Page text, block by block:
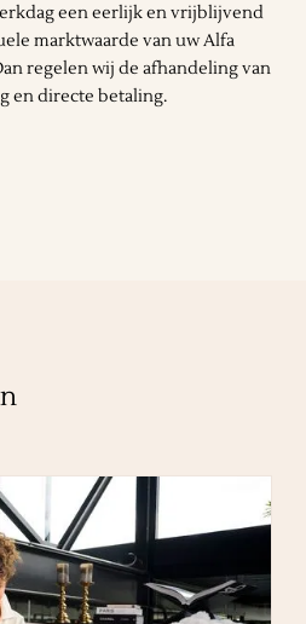
een eerlijk en vrijblijvend
marktwaarde van uw Alfa
regelen wij de afhandeling van
en directe betaling.